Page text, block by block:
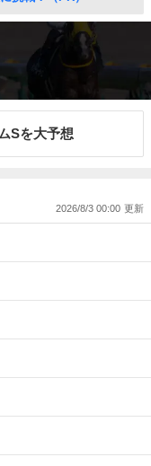
Sを大予想
2026/8/3 00:00